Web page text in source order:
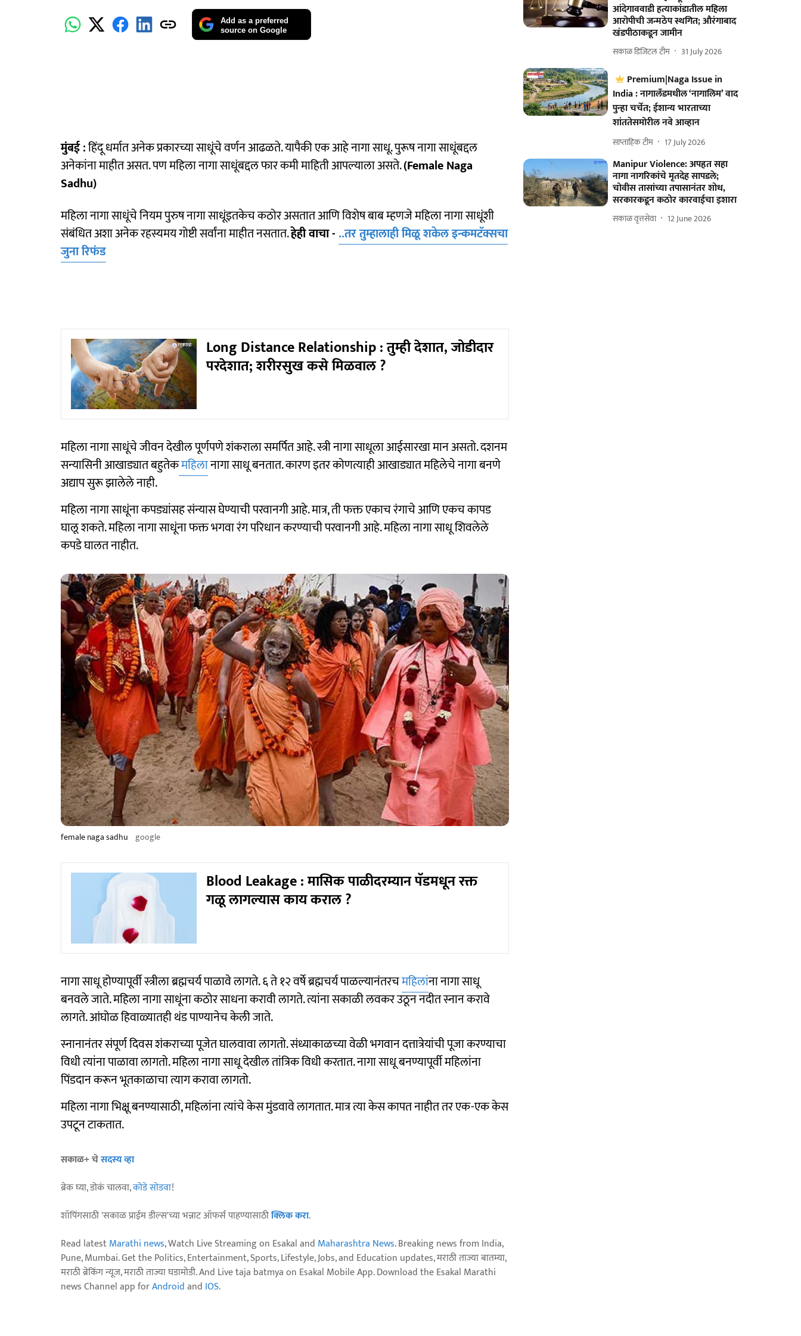
Add as a preferred
source on Google
मुंबई :हिंदू धर्मात अनेक प्रकारच्या साधूंचे वर्णन आढळते. यापैकी एक आहे नागा साधू. पुरूष नागा साधूंबद्दल
अनेकांना माहीत असत. पण महिला नागा साधूंबद्दल फार कमी माहिती आपल्याला असते.(Female Naga
Sadhu)
महिला नागा साधूंचे नियम पुरुष नागा साधूंइतकेच कठोर असतात आणि विशेष बाब म्हणजे महिला नागा साधूंशी
संबंधित अशा अनेक रहस्यमय गोष्टी सर्वांना माहीत नसतात.हेही वाचा - ..तर तुम्हालाही मिळू शकेल इन्कमटॅक्सचा
जुना रिफंड
Long Distance Relationship : तुम्ही देशात, जोडीदार
परदेशात; शरीरसुख कसे मिळवाल ?
महिला नागा साधूंचे जीवन देखील पूर्णपणे शंकराला समर्पित आहे. स्त्री नागा साधूला आईसारखा मान असतो. दशनम
सन्यासिनी आखाड्यात बहुतेकमहिलानागा साधू बनतात. कारण इतर कोणत्याही आखाड्यात महिलेचे नागा बनणे
अद्याप सुरू झालेले नाही.
महिला नागा साधूंना कपड्यांसह संन्यास घेण्याची परवानगी आहे. मात्र, ती फक्त एकाच रंगाचे आणि एकच कापड
घालू शकते. महिला नागा साधूंना फक्त भगवा रंग परिधान करण्याची परवानगी आहे. महिला नागा साधू शिवलेले
कपडे घालत नाहीत.
female naga sadhu google
Blood Leakage : मासिक पाळीदरम्यान पॅडमधून रक्त
गळू लागल्यास काय कराल ?
नागा साधू होण्यापूर्वी स्त्रीला ब्रह्मचर्य पाळावे लागते. ६ ते १२ वर्षे ब्रह्मचर्य पाळल्यानंतरचमहिलांना नागा साधू
बनवले जाते. महिला नागा साधूंना कठोर साधना करावी लागते. त्यांना सकाळी लवकर उठून नदीत स्नान करावे
लागते. आंघोळ हिवाळ्यातही थंड पाण्यानेच केली जाते.
स्नानानंतर संपूर्ण दिवस शंकराच्या पूजेत घालवावा लागतो. संध्याकाळच्या वेळी भगवान दत्तात्रेयांची पूजा करण्याचा
विधी त्यांना पाळावा लागतो. महिला नागा साधू देखील तांत्रिक विधी करतात. नागा साधू बनण्यापूर्वी महिलांना
पिंडदान करून भूतकाळाचा त्याग करावा लागतो.
महिला नागा भिक्षू बनण्यासाठी, महिलांना त्यांचे केस मुंडवावे लागतात. मात्र त्या केस कापत नाहीत तर एक-एक केस
उपटून टाकतात.
सकाळ+ चेसदस्य व्हा
ब्रेक घ्या, डोकं चालवा,कोडे सोडवा!
शॉपिंगसाठी 'सकाळ प्राईम डील्स'च्या भन्नाट ऑफर्स पाहण्यासाठीक्लिक करा.
Read latestMarathi news, Watch Live Streaming on Esakal and Maharashtra News. Breaking news from India,
Pune, Mumbai. Get the Politics, Entertainment, Sports, Lifestyle, Jobs, and Education updates, मराठी ताज्या बातम्या,
मराठी ब्रेकिंग न्यूज, मराठी ताज्या घडामोडी. And Live taja batmya on Esakal Mobile App. Download the Esakal Marathi
news Channel app forAndroidand IOS.
आंदेगाववाडी हत्याकांडातील महिला
आरोपीची जन्मठेप स्थगित; औरंगाबाद
खंडपीठाकडून जामीन
सकाळ डिजिटल टीम 31 July 2026
Premium|Naga Issue in
India : नागालँडमधील ‘नागालिम’ वाद
पुन्हा चर्चेत; ईशान्य भारताच्या
शांततेसमोरील नवे आव्हान
साप्ताहिक टीम 17 July 2026
Manipur Violence: अपहृत सहा
नागा नागरिकांचे मृतदेह सापडले;
चोवीस तासांच्या तपासानंतर शोध,
सरकारकडून कठोर कारवाईचा इशारा
सकाळ वृत्तसेवा 12 June 2026